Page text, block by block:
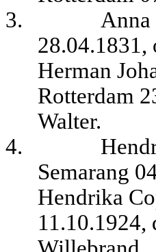
3.
28.04.1831,
Herman
Rotterdam
Walter.
4.
Semarang
Hendrika
11.10.1924,